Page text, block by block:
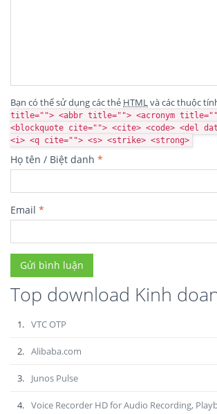
Bạn có thể sử dụng các thẻ HTMLvà các thuộc
title=""> <abbr title=""> <acronym
<blockquote cite=""> <cite> <code> <del
<i> <q cite=""> <s> <strike> <strong>
Họ tên / Biệt danh *
Email *
Top download Kinh
1. VTC OTP
2. Alibaba.com
3. Junos Pulse
4. Voice Recorder HD for Audio Recording,